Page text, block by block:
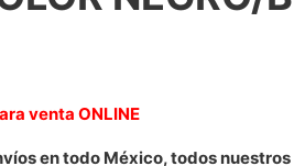
venta ONLINE
en todo México, todos